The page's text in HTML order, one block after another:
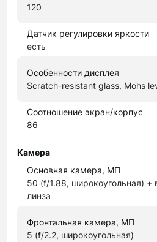
120
Датчик регулировки яркости
есть
Особенности дисплея
Scratch-resistant glass, Mohs
Соотношение экран/корпус
86
Камера
Основная камера, МП
50 (f/1.88, широкоугольная) +
линза
Фронтальная камера, МП
5 (f/2.2, широкоугольная)